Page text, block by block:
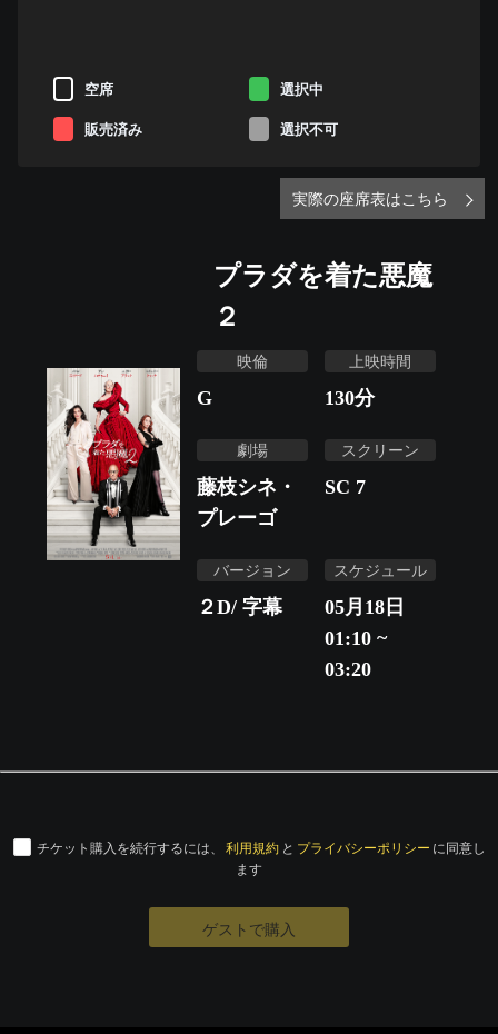
空席 選択中
販売済み 選択不可
実際の座席表はこちら
プラダを着た悪魔
２
映倫
G
上映時間
130分
劇場
藤枝シネ・
プレーゴ
スクリーン
SC 7
バージョン
２D/ 字幕
スケジュール
05月18日
01:10 ~
03:20
チケット購入を続行するには、 利用規約 と プライバシーポリシー に同意し
ます
ゲストで購入